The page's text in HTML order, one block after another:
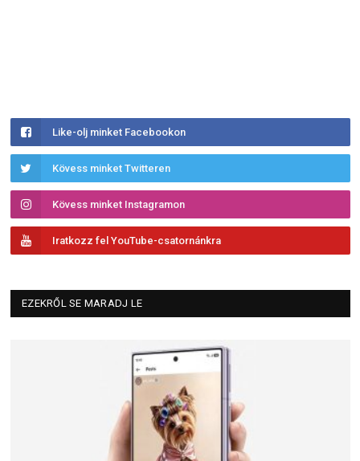
Like-olj minket Facebookon
Kövess minket Twitteren
Kövess minket Instagramon
Iratkozz fel YouTube-csatornánkra
EZEKRŐL SE MARADJ LE